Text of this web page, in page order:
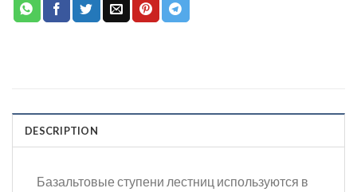
DESCRIPTION
Базальтовые ступени лестниц используются в